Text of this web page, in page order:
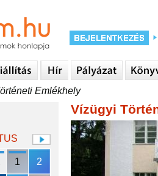
Emlékhely
1 2
Vízügyi